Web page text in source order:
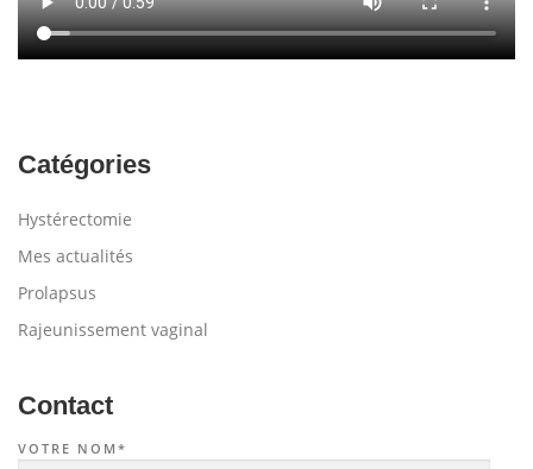
Catégories
Hystérectomie
Mes actualités
Prolapsus
Rajeunissement vaginal
Contact
VOTRE NOM*